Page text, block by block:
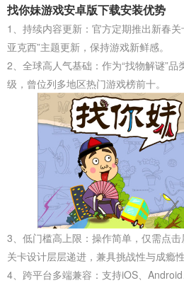
找你妹游戏安卓版下载安装优势
1、持续内容更新‌：官方定期推出新春
亚克西”主题更新，保持游戏新鲜感。
2、全球高人气基础‌：作为“找物解谜”
级，曾位列多地区热门游戏榜前十。
3、低门槛高上限‌：操作简单，仅需点
关卡设计层层递进，兼具挑战性与成瘾
4、跨平台多端兼容‌：支持iOS、